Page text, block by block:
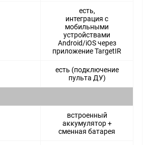
есть,
интеграция с
мобильными
устройствами
Android/iOS через
приложение TargetIR
есть (подключение
пульта ДУ)
встроенный
аккумулятор +
сменная батарея